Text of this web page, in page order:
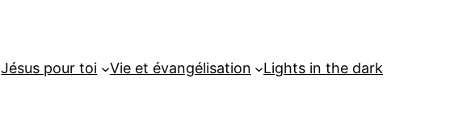
Jésus pour toi Vie et évangélisation Lights in the dark